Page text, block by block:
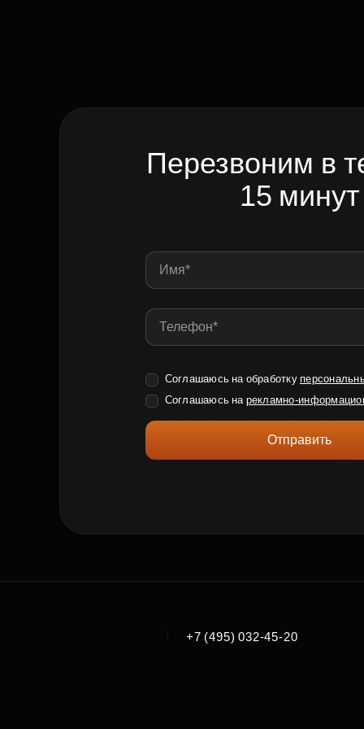
Перезвоним в
15 минут
Соглашаюсь на обработку
Соглашаюсь на рекламно-
Отправить
+7 (495) 032-45-20